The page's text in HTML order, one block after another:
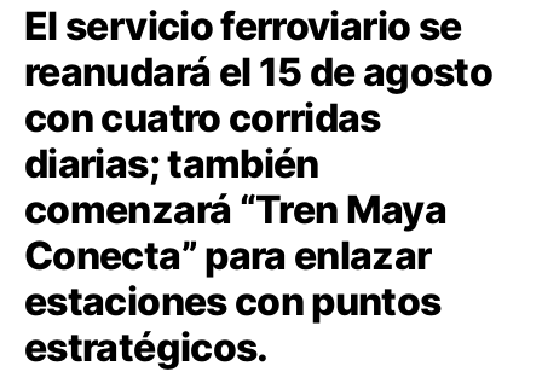
El servicio ferroviario se
reanudará el 15 de agosto
con cuatro corridas
diarias; también
comenzará “Tren Maya
Conecta” para enlazar
estaciones con puntos
estratégicos.